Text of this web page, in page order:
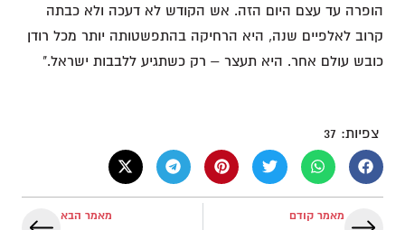
הופרה עד עצם היום הזה. אש הקודש לא דעכה ולא כבתה
קרוב לאלפיים שנה, היא הרחיקה בהתפשטותה יותר מכל רודן
כובש עולם אחר. היא תעצר – רק כשתגיע ללבבות ישראל."
צפיות: 37
מאמר קודם מאמר הבא